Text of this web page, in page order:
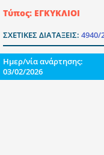
Τύπος: ΕΓΚΥΚΛΙΟΙ
ΣΧΕΤΙΚΕΣ ΔΙΑΤΑΞΕΙΣ: 4940/
Ημερ/νία ανάρτησης:
03/02/2026